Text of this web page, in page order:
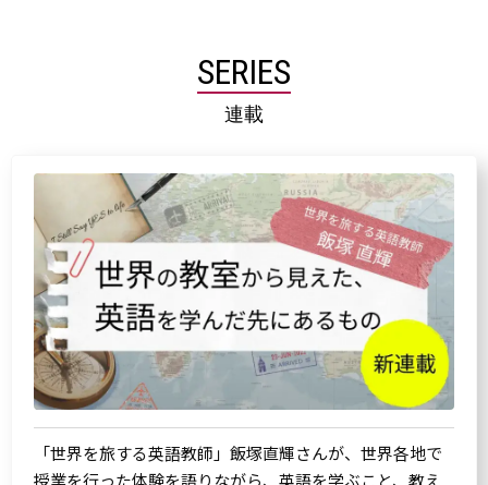
SERIES
連載
「世界を旅する英語教師」飯塚直輝さんが、世界各地で
授業を行った体験を語りながら、英語を学ぶこと、教え